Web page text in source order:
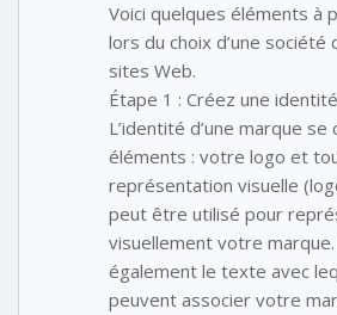
Voici quelques éléments à
lors du choix d’une société
sites Web.
Étape 1 : Créez une
L’identité d’une marque
éléments : votre logo et
représentation visuelle
peut être utilisé pour
visuellement votre
également le texte avec
peuvent associer votre